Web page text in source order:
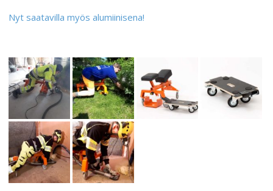
Nyt saatavilla myös alumiinisena!